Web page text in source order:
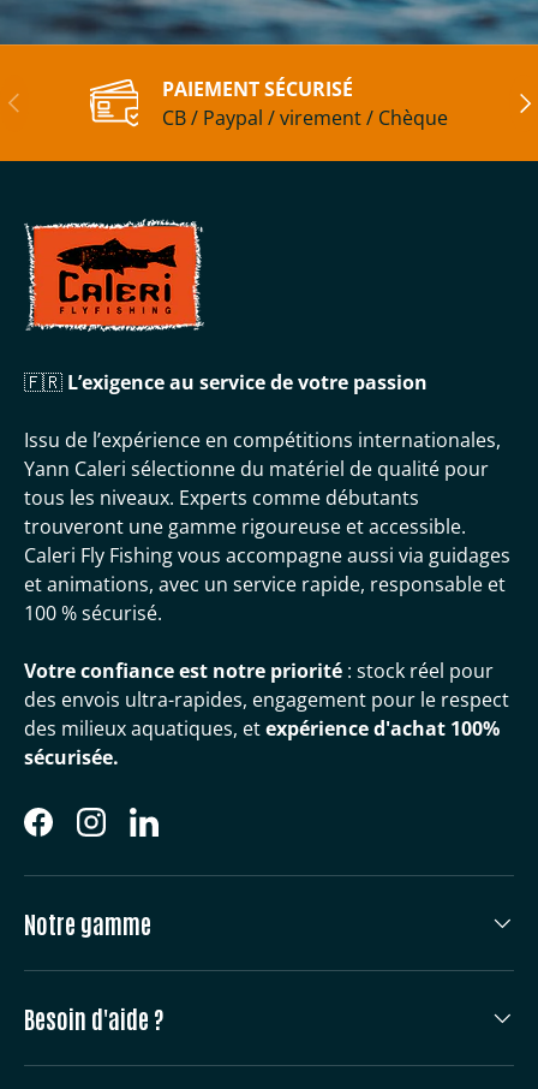
Précédent
PAIEMENT SÉCURISÉ
CB / Paypal / virement / Chèque
🇫🇷 L’exigence au service de votre passion
Issu de l’expérience en compétitions internationales,
Yann Caleri sélectionne du matériel de qualité pour
tous les niveaux. Experts comme débutants
trouveront une gamme rigoureuse et accessible.
Caleri Fly Fishing vous accompagne aussi via guidages
et animations, avec un service rapide, responsable et
100 % sécurisé.
Votre confiance est notre priorité : stock réel pour
des envois ultra-rapides, engagement pour le respect
des milieux aquatiques, etexpérience d'achat 100%
sécurisée.
FacebookInstagramLinkedIn
Notre gamme
Besoin d'aide ?